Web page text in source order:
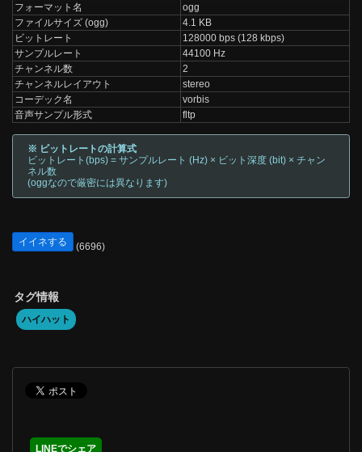
フォーマット名
ogg
ファイルサイズ (ogg)
4.1 KB
ビットレート
128000 bps (128 kbps)
サンプルレート
44100 Hz
チャンネル数
2
チャンネルレイアウト
stereo
コーデック名
vorbis
音声サンプル形式
fltp
※ ビットレートの計算式
ビットレート(bps) = サンプルレート (Hz) × ビット深度 (bit) × チャン
ネル数
(oggなので厳密には異なります)
イイネする (6696)
タグ情報
ハイハット
LINEでシェア